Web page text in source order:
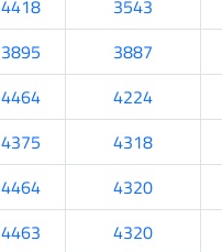
4418 3543
3895 3887
4464 4224
4375 4318
4464 4320
4463 4320